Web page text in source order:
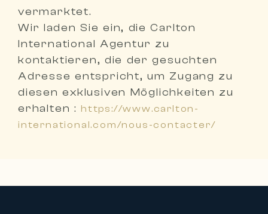
vermarktet.
Wir laden Sie ein, die Carlton
International Agentur zu
kontaktieren, die der gesuchten
Adresse entspricht, um Zugang zu
diesen exklusiven Möglichkeiten zu
erhalten : https://www.carlton-
international.com/nous-contacter/